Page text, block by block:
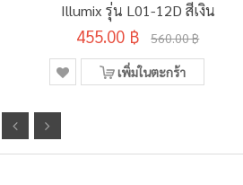
Illumix รุ่น L01-12D สีเงิน
455.00 ฿ 560.00 ฿
เพิ่มในตะกร้า